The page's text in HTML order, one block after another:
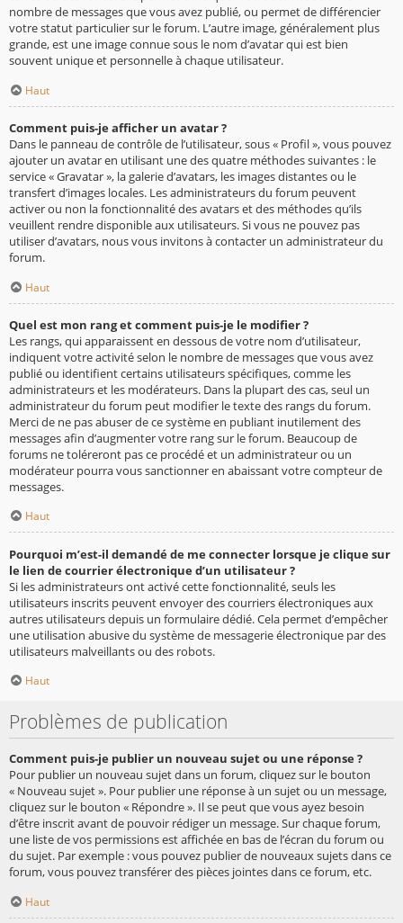
nombre de messages que vous avez publié, ou permet de différencier
votre statut particulier sur le forum. L’autre image, généralement plus
grande, est une image connue sous le nom d’avatar qui est bien
souvent unique et personnelle à chaque utilisateur.
Haut
Comment puis-je afficher un avatar ?
Dans le panneau de contrôle de l’utilisateur, sous « Profil », vous pouvez
ajouter un avatar en utilisant une des quatre méthodes suivantes : le
service « Gravatar », la galerie d’avatars, les images distantes ou le
transfert d’images locales. Les administrateurs du forum peuvent
activer ou non la fonctionnalité des avatars et des méthodes qu’ils
veuillent rendre disponible aux utilisateurs. Si vous ne pouvez pas
utiliser d’avatars, nous vous invitons à contacter un administrateur du
forum.
Haut
Quel est mon rang et comment puis-je le modifier ?
Les rangs, qui apparaissent en dessous de votre nom d’utilisateur,
indiquent votre activité selon le nombre de messages que vous avez
publié ou identifient certains utilisateurs spécifiques, comme les
administrateurs et les modérateurs. Dans la plupart des cas, seul un
administrateur du forum peut modifier le texte des rangs du forum.
Merci de ne pas abuser de ce système en publiant inutilement des
messages afin d’augmenter votre rang sur le forum. Beaucoup de
forums ne toléreront pas ce procédé et un administrateur ou un
modérateur pourra vous sanctionner en abaissant votre compteur de
messages.
Haut
Pourquoi m’est-il demandé de me connecter lorsque je clique sur
le lien de courrier électronique d’un utilisateur ?
Si les administrateurs ont activé cette fonctionnalité, seuls les
utilisateurs inscrits peuvent envoyer des courriers électroniques aux
autres utilisateurs depuis un formulaire dédié. Cela permet d’empêcher
une utilisation abusive du système de messagerie électronique par des
utilisateurs malveillants ou des robots.
Haut
Problèmes de publication
Comment puis-je publier un nouveau sujet ou une réponse ?
Pour publier un nouveau sujet dans un forum, cliquez sur le bouton
« Nouveau sujet ». Pour publier une réponse à un sujet ou un message,
cliquez sur le bouton « Répondre ». Il se peut que vous ayez besoin
d’être inscrit avant de pouvoir rédiger un message. Sur chaque forum,
une liste de vos permissions est affichée en bas de l’écran du forum ou
du sujet. Par exemple : vous pouvez publier de nouveaux sujets dans ce
forum, vous pouvez transférer des pièces jointes dans ce forum, etc.
Haut